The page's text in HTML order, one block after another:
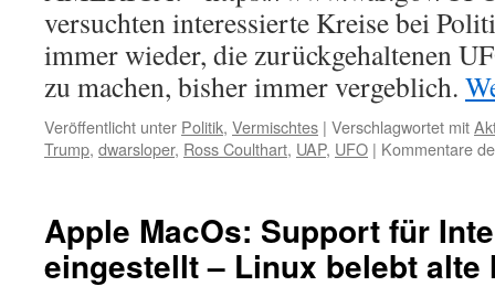
versuchten interessierte Kreise bei
immer wieder, die zurückgehaltenen
zu machen, bisher immer vergeblich.
Veröffentlicht unter Politik, Vermischtes | Verschlagwortet mit
Trump, dwarsloper, Ross Coulthart, UAP, UFO | Kommentare
Apple MacOs: Support für
eingestellt – Linux belebt alte